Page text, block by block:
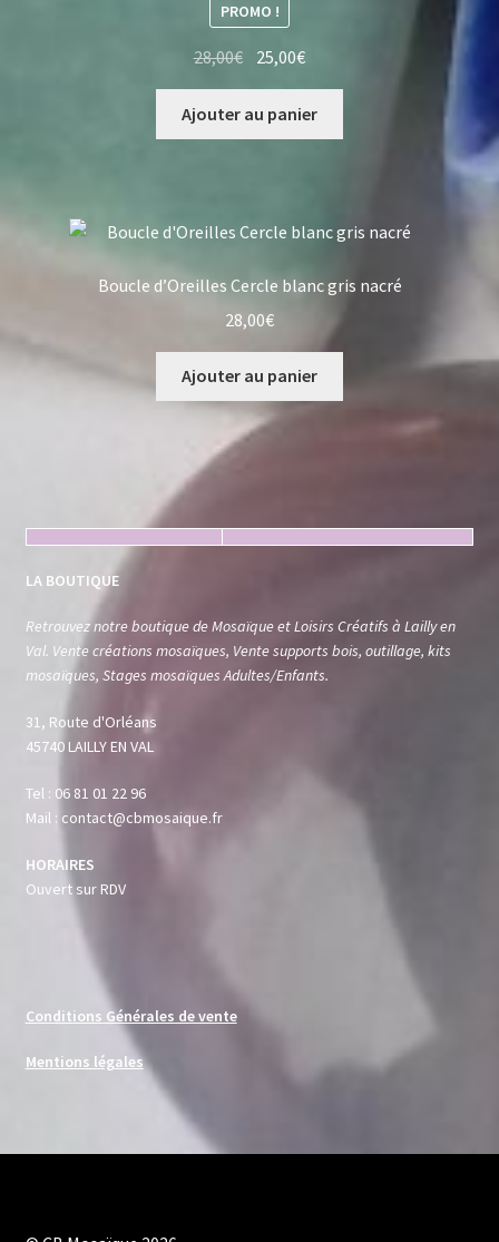
PROMO !
28,00€ Le
initial
était :
25,00€Le
actuel
est :
Ajouter au panier
Boucle d’Oreilles Cercle blanc gris nacré
28,00€
Ajouter au panier
LA BOUTIQUE
Retrouvez notre boutique de Mosaïque et Loisirs Créatifs à Lailly en
Val. Vente créations mosaïques, Vente supports bois, outillage, kits
mosaïques, Stages mosaïques Adultes/Enfants.
31, Route d'Orléans
45740 LAILLY EN VAL
Tel : 06 81 01 22 96
Mail : contact@cbmosaique.fr
HORAIRES
Ouvert sur RDV
Conditions Générales de vente
Mentions légales